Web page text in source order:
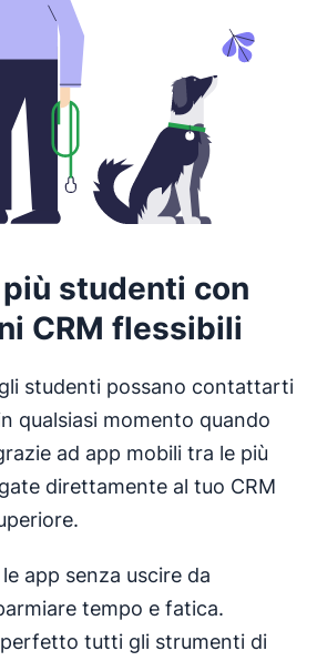
studenti con
CRM flessibili
studenti possano contattarti
qualsiasi momento quando
ad app mobili tra le più
direttamente al tuo CRM
app senza uscire da
tempo e fatica.
tutti gli strumenti di